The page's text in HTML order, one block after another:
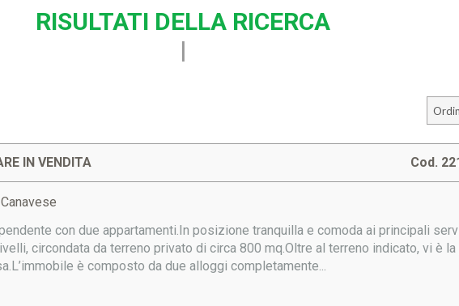
RISULTATI DELLA RICERCA
IN VENDITA Cod.
con due appartamenti.In posizione tranquilla e comoda ai principali
circondata da terreno privato di circa 800 mq.Oltre al terreno indicato, vi è
è composto da due alloggi completamente...